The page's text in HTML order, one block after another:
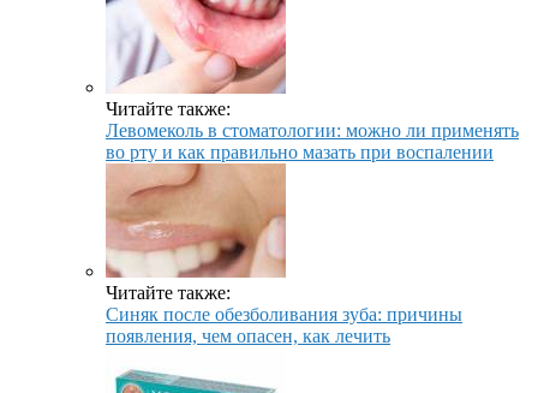
Читайте также:
Левомеколь в стоматологии: можно ли применять
во рту и как правильно мазать при воспалении
Читайте также:
Синяк после обезболивания зуба: причины
появления, чем опасен, как лечить